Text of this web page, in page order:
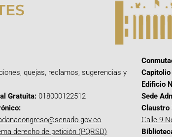
quejas, reclamos, sugerencias y
Gratuita: 018000122512
derecho de petición (PQRSD)
Edificio
Sede
Claustro
Calle 9